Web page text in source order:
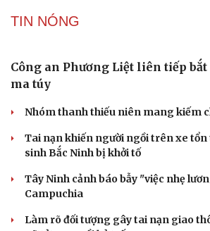
thực hiện hành vi "Hiếp dâm"
Đề xuất các trường hợp có thể nộp
treo, thay thế hình phạt tù
Bộ Công an đẩy mạnh việc tự động
thông tin cư trú
TIN NÓNG